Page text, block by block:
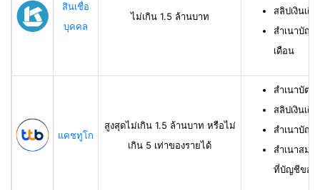
สินเชื่อ
บุคคล
ไม่เกิน 1.5 ล้านบาท
สลิปเงินเดื
สำเนาบัญชี
เดือน
แคชทูโก
สูงสุดไม่เกิน 1.5 ล้านบาท หรือไม่
เกิน 5 เท่าของรายได้
สำเนาบัตร
สลิปเงินเดื
สำเนาบัญ
สำเนาสมุด
ที่บัญชีของ